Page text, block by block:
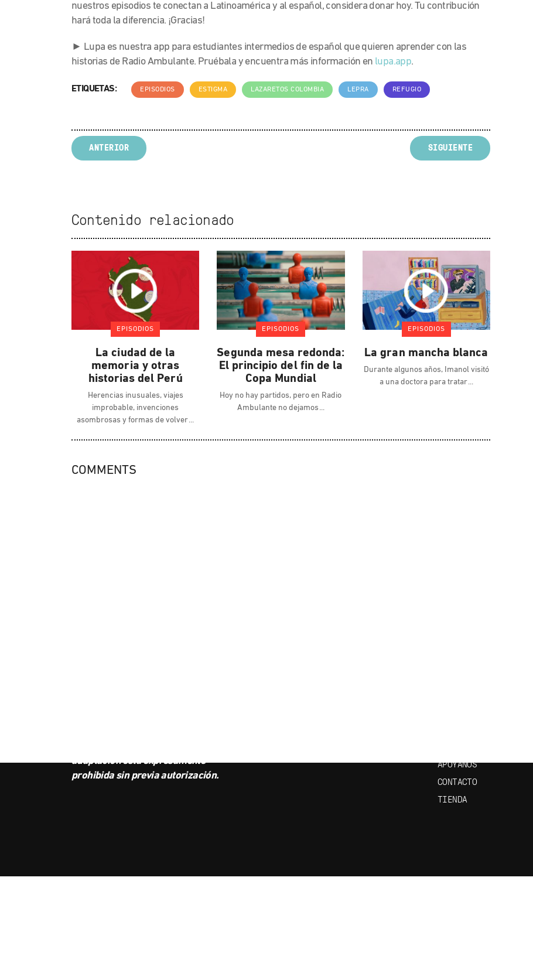
nuestros episodios te conectan a Latinoamérica y al español, considera donar hoy. Tu contribución
hará toda la diferencia. ¡Gracias!
► Lupa es nuestra app para estudiantes intermedios de español que quieren aprender con las
historias de Radio Ambulante. Pruébala y encuentra más información en lupa.app.
ETIQUETAS: EPISODIOS ESTIGMA LAZARETOS COLOMBIA LEPRA REFUGIO
ANTERIOR SIGUIENTE
Contenido relacionado
EPISODIOS
La ciudad de la
memoria y otras
historias del Perú
Herencias inusuales, viajes
improbable, invenciones
asombrosas y formas de volver
EPISODIOS
Segunda mesa redonda:
El principio del fin de la
Copa Mundial
Hoy no hay partidos, pero en Radio
Ambulante no dejamos
EPISODIOS
La gran mancha blanca
Durante algunos años, Imanol visitó
a una doctora para tratar
COMMENTS
adaptación está expresamente
prohibida sin previa autorización.
APÓYANOS
CONTACTO
TIENDA